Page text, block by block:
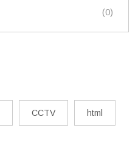
(0)
CCTV html